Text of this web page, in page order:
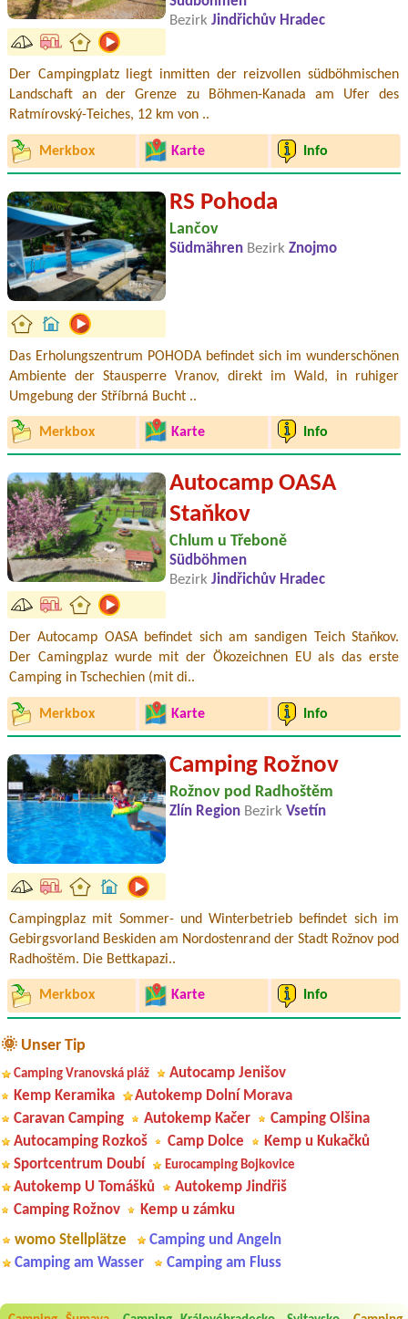
Bezirk Jindřichův Hradec
Der Campingplatz liegt inmitten der reizvollen südböhmischen
Landschaft an der Grenze zu Böhmen-Kanada am Ufer des
Ratmírovský-Teiches, 12 km von ..
Merkbox Karte Info
RS Pohoda
Lančov
Südmähren Bezirk Znojmo
Das Erholungszentrum POHODA befindet sich im wunderschönen
Ambiente der Stausperre Vranov, direkt im Wald, in ruhiger
Umgebung der Stříbrná Bucht ..
Merkbox Karte Info
Autocamp OASA
Staňkov
Chlum u Třeboně
Südböhmen
Bezirk Jindřichův Hradec
Der Autocamp OASA befindet sich am sandigen Teich Staňkov.
Der Camingplaz wurde mit der Ökozeichnen EU als das erste
Camping in Tschechien (mit di..
Merkbox Karte Info
Camping Rožnov
Rožnov pod Radhoštěm
Zlín Region Bezirk Vsetín
Campingplaz mit Sommer- und Winterbetrieb befindet sich im
Gebirgsvorland Beskiden am Nordostenrand der Stadt Rožnov pod
Radhoštěm. Die Bettkapazi..
Merkbox Karte Info
🌞 Unser Tip
Camping Vranovská pláž
Autocamp Jenišov
Kemp Keramika
Autokemp Dolní Morava
Caravan Camping
Autokemp Kačer
Camping Olšina
Autocamping Rozkoš
Camp Dolce
Kemp u Kukačků
Sportcentrum Doubí
Eurocamping Bojkovice
Autokemp U Tomášků
Autokemp Jindřiš
Camping Rožnov
Kemp u zámku
womo Stellplätze
Camping und Angeln
Camping am Wasser
Camping am Fluss
Aneta Melicharová***